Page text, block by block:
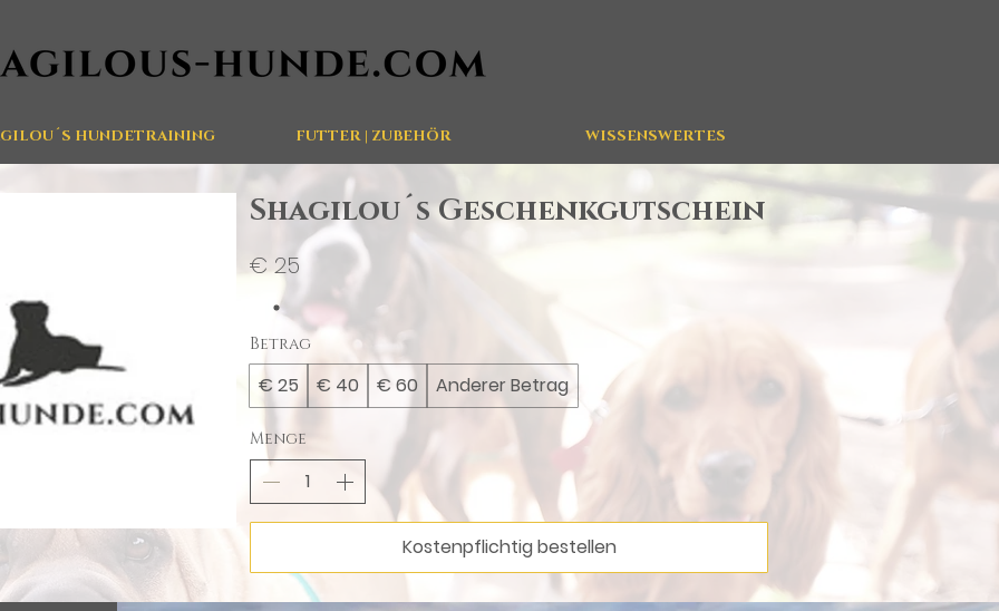
HUNDETRAINING FUTTER | ZUBEHÖR WISSENSWERTES
Shagilou´s Geschenkgutschein
€ 25
Betrag
€ 25 € 40 € 60 Anderer Betrag
Menge
Kostenpflichtig bestellen